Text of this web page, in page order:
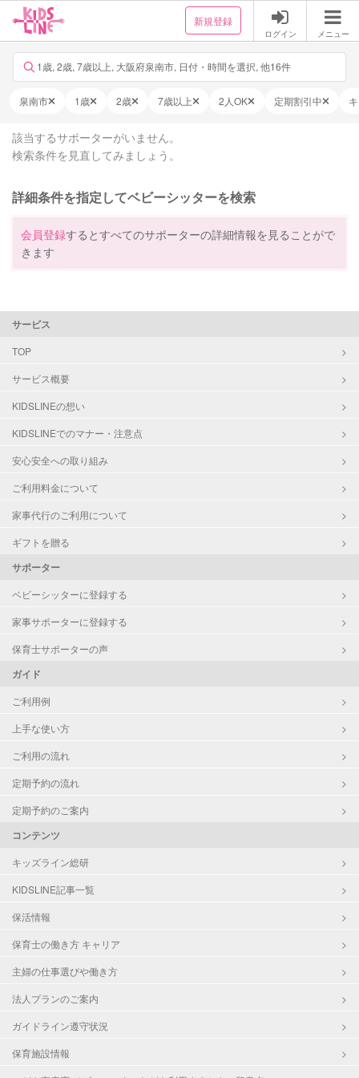
新規登録
ログイン メニュー
1歳, 2歳, 7歳以上, 大阪府泉南市, 日付・時間を選択, 他16件
泉南市 1歳 2歳 7歳以上 2人OK 定期割引中
該当するサポーターがいません。
検索条件を見直してみましょう。
詳細条件を指定してベビーシッターを検索
会員登録するとすべてのサポーターの詳細情報を見ることがで
きます
サービス
TOP
サービス概要
KIDSLINEの想い
KIDSLINEでのマナー・注意点
安心安全への取り組み
ご利用料金について
家事代行のご利用について
ギフトを贈る
サポーター
ベビーシッターに登録する
家事サポーターに登録する
保育士サポーターの声
ガイド
ご利用例
上手な使い方
ご利用の流れ
定期予約の流れ
定期予約のご案内
コンテンツ
キッズライン総研
KIDSLINE記事一覧
保活情報
保育士の働き方 キャリア
主婦の仕事選びや働き方
法人プランのご案内
ガイドライン遵守状況
保育施設情報